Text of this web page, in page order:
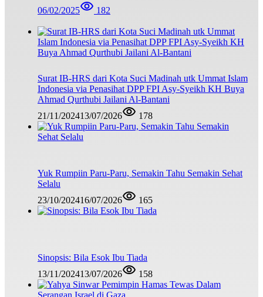
06/02/2025
182
Surat IB-HRS dari Kota Suci Madinah utk Ummat Islam
Indonesia via Penasihat DPP FPI Asy-Syeikh KH Buya
Ahmad Qurthubi Jailani Al-Bantani
21/11/202413/07/2026 178
Yuk Rumpiin Paru-Paru, Semakin Tahu Semakin Sehat
Selalu
23/10/202416/07/2026 165
Sinopsis: Bila Esok Ibu Tiada
13/11/202413/07/2026 158